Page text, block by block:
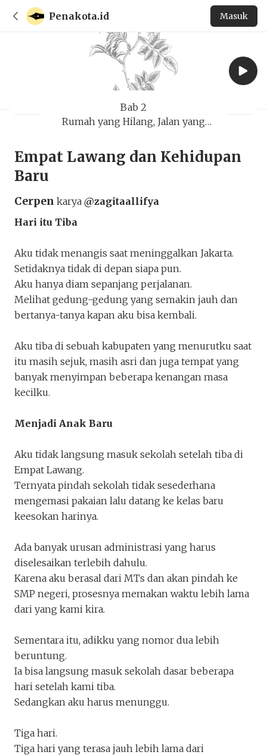
Penakota.id Masuk
Bab 2
Rumah yang Hilang, Jalan yang
Empat Lawang dan Kehidupan
Baru
Cerpen karya @zagitaallifya
Empat Lawang dan Kehidupan
zagitaallifya
Penakota.id
Hari itu Tiba
Aku tidak menangis saat meninggalkan Jakarta.
Setidaknya tidak di depan siapa pun.
Aku hanya diam sepanjang perjalanan.
Melihat gedung-gedung yang semakin jauh dan
bertanya-tanya kapan aku bisa kembali.
Aku tiba di sebuah kabupaten yang menurutku saat
itu masih sejuk, masih asri dan juga tempat yang
banyak menyimpan beberapa kenangan masa
kecilku.
Menjadi Anak Baru
Aku tidak langsung masuk sekolah setelah tiba di
Empat Lawang.
Ternyata pindah sekolah tidak sesederhana
mengemasi pakaian lalu datang ke kelas baru
keesokan harinya.
Ada banyak urusan administrasi yang harus
diselesaikan terlebih dahulu.
Karena aku berasal dari MTs dan akan pindah ke
SMP negeri, prosesnya memakan waktu lebih lama
dari yang kami kira.
Sementara itu, adikku yang nomor dua lebih
beruntung.
Ia bisa langsung masuk sekolah dasar beberapa
hari setelah kami tiba.
Sedangkan aku harus menunggu.
Tiga hari.
Tiga hari yang terasa jauh lebih lama dari